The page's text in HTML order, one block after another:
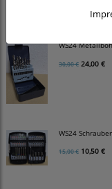
WS24
30,00 € 24,00 €
WS24
15,00 € 10,50 €